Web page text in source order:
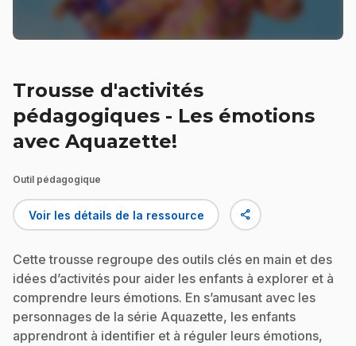
Trousse d'activités
pédagogiques - Les émotions
avec Aquazette!
Outil pédagogique
Voir les détails de la ressource share
Cette trousse regroupe des outils clés en main et des
idées d’activités pour aider les enfants à explorer et à
comprendre leurs émotions. En s’amusant avec les
personnages de la série Aquazette, les enfants
apprendront à identifier et à réguler leurs émotions,